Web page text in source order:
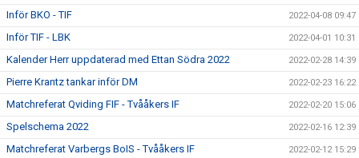
Inför BKO - TIF 2022-04-08 09:47
Inför TIF - LBK 2022-04-01 10:31
Kalender Herr uppdaterad med Ettan Södra 2022 2022-02-28 14:39
Pierre Krantz tankar inför DM 2022-02-23 16:22
Matchreferat Qviding FIF - Tvååkers IF 2022-02-20 15:06
Spelschema 2022 2022-02-16 12:39
Matchreferat Varbergs BoIS - Tvååkers IF 2022-02-12 15:29